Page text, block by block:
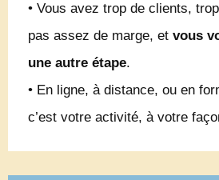
• Vous avez trop de clients,
pas assez de marge, et vous
une autre étape.
• En ligne, à distance, ou en
c’est votre activité, à votre